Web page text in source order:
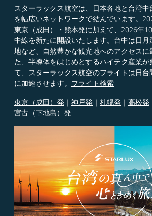
スターラックス航空は、日本各地と台湾
を幅広いネットワークで結んでいます。
東京（成田）・熊本発に加えて、2026年
中線を新たに開設いたします。台中は日
地など、自然豊かな観光地へのアクセスに
た、半導体をはじめとするハイテク産業が
て、スターラックス航空のフライトは日台
に加速させます。 フライト検索​​
東京（成田）発 ｜ 神戸発 ｜ 札幌発 ｜ 高松発
宮古（下地島）発